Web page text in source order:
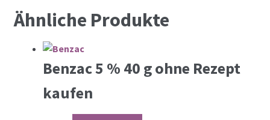
Ähnliche Produkte
Benzac 5 % 40 g ohne Rezept
kaufen